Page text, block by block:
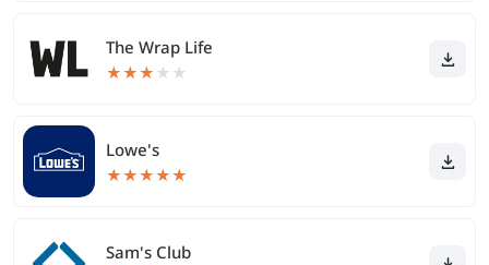
The Wrap Life
★★★ ★ ★
Lowe's
★★★★★
Sam's Club